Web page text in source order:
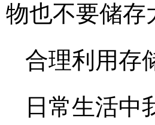
物也不要储存
合理利用存
日常生活中